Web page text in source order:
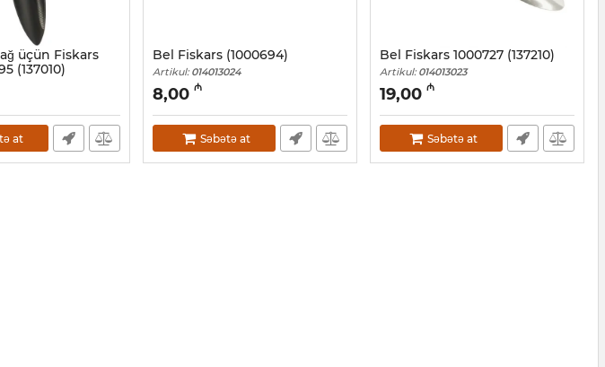
üçün Fiskars
(137010)
at
Bel Fiskars (1000694)
Artikul: 014013024
8,00 ₼
Səbətə at
Bel Fiskars 1000727 (137210)
Artikul: 014013023
19,00 ₼
Səbətə at